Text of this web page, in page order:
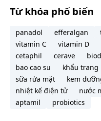
Từ khóa phổ biến
panadol efferalgan
vitamin C
vitamin D
cetaphil
cerave
bao cao su
khẩu trang
sữa rửa mặt
kem
nhiệt kế điện tử
nước
aptamil
probiotics